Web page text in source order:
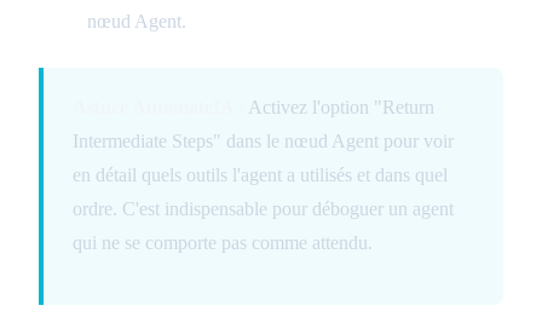
nœud Agent.
Activez l'option "Return
Intermediate Steps" dans le nœud Agent pour voir
en détail quels outils l'agent a utilisés et dans quel
ordre. C'est indispensable pour déboguer un agent
qui ne se comporte pas comme attendu.